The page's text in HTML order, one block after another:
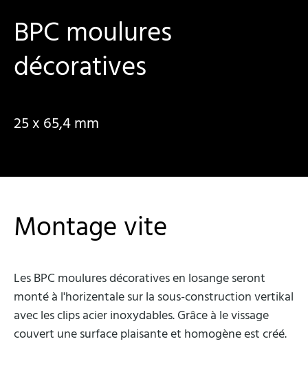
BPC moulures
décoratives
25 x 65,4 mm
Montage vite
Les BPC moulures décoratives en losange seront
monté à l'horizentale sur la sous-construction vertikal
avec les clips acier inoxydables. Grâce à le vissage
couvert une surface plaisante et homogène est créé.